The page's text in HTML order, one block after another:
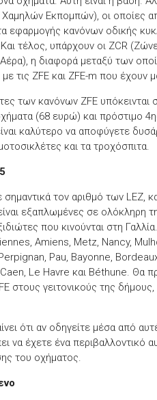
Χαμηλών Εκπομπών), οι οποίες
εφαρμογής κανόνων οδικής
τέλος, υπάρχουν οι ZCR
η διαφορά μεταξύ των
τις ZFE και ZFE-m που έχουν
των κανόνων ZFE υπόκεινται
(68 ευρώ) και πρόστιμο
καλύτερο να αποφύγετε
και τα τροχόσπιτα.
σημαντικά τον αριθμό των LEZ,
εξαπλωμένες σε ολόκληρη
που κινούνται στη
Amiens, Metz, Nancy,
Pau, Bayonne,
Le Havre και Béthune. Θα
στους γειτονικούς της
ότι αν οδηγείτε μέσα από
να έχετε ένα περιβαλλοντικό
του οχήματος.